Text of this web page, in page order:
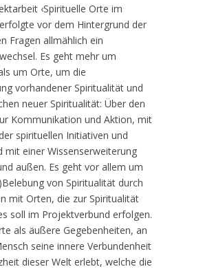
‹Spirituelle Orte im
vor dem Hintergrund der
Fragen allmählich ein
Es geht mehr um
um Orte, um die
vorhandener Spiritualität und
neuer Spiritualität: Über den
Kommunikation und Aktion, mit
spirituellen Initiativen und
mit einer Wissenserweiterung
außen. Es geht vor allem um
von Spiritualität durch
mit Orten, die zur Spiritualität
soll im Projektverbund erfolgen.
als äußere Gegebenheiten, an
seine innere Verbundenheit
dieser Welt erlebt, welche die